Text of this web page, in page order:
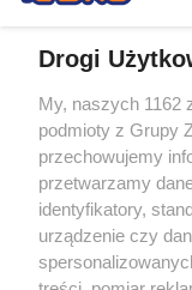
Żaden utwór
rozpowszechniany lub
tym także
eksploatacji w
Internecie bez
wykorzystanie utworów
tzn. bez właściwej
ścigane prawnie.
Drogi
My, naszych 1162
podmioty z Grupy
przechowujemy
przetwarzamy
identyfikatory,
urządzenie czy